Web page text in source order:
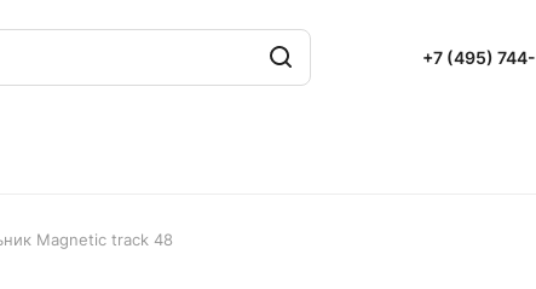
+7 (495)
Magnetic track 48